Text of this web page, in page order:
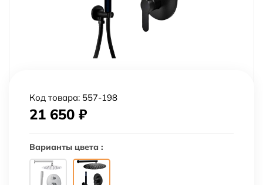
Код товара: 557-198
21 650 ₽
Варианты цвета :